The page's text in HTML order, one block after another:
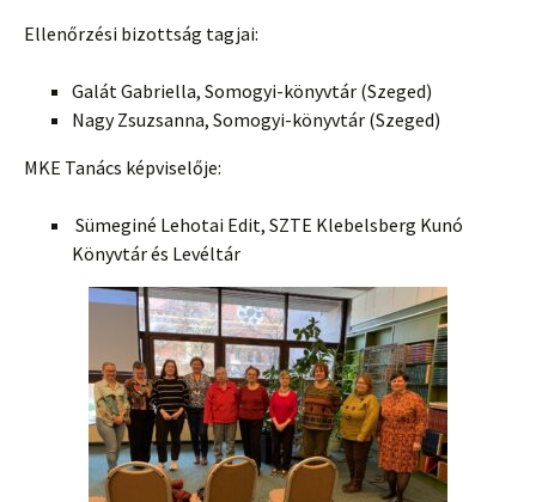
Ellenőrzési bizottság tagjai:
Galát Gabriella, Somogyi-könyvtár (Szeged)
Nagy Zsuzsanna, Somogyi-könyvtár (Szeged)
MKE Tanács képviselője:
Sümeginé Lehotai Edit, SZTE Klebelsberg Kunó
Könyvtár és Levéltár